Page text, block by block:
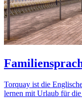
Torquay ist die
lernen mit Urlaub für